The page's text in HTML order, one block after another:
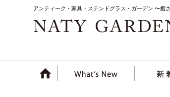
アンティーク・家具・ステンドグラス・ガーデン 〜癒